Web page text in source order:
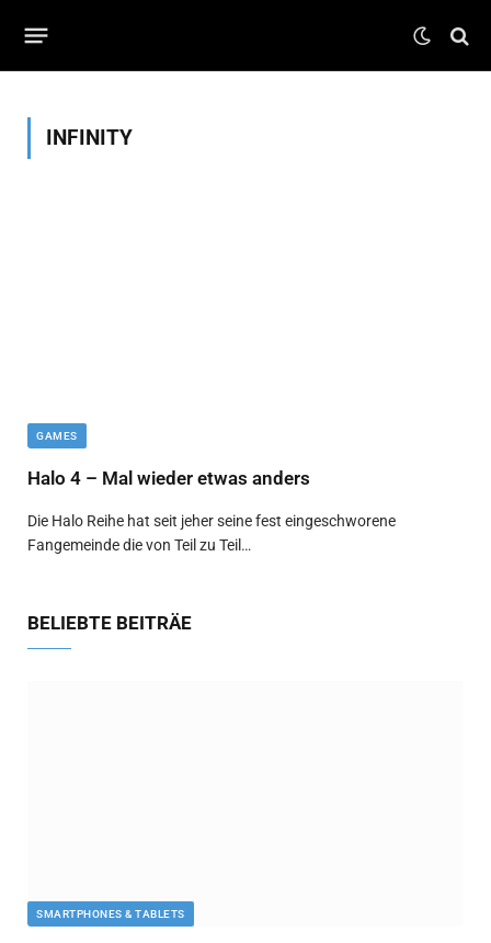
INFINITY
GAMES
Halo 4 – Mal wieder etwas anders
Die Halo Reihe hat seit jeher seine fest eingeschworene
Fangemeinde die von Teil zu Teil…
BELIEBTE BEITRÄE
SMARTPHONES & TABLETS